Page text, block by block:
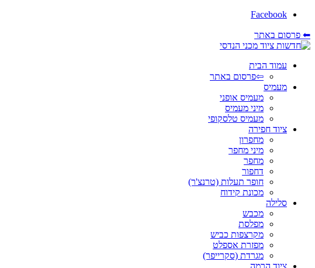
Facebook
⬅ פרסום באתר
עמוד הבית
⇦פרסום באתר
מעמיס
מעמיס אופני
מיני מעמיס
מעמיס טלסקופי
ציוד חפירה
מחפרון
מיני מחפר
מחפר
דחפור
חופר תעלות (טרנצ'ר)
מכונת קידוח
סלילה
מכבש
מפלסת
מקרצפות כביש
מפזרת אספלט
מגרדת (סקרייפר)
ציוד הרמה